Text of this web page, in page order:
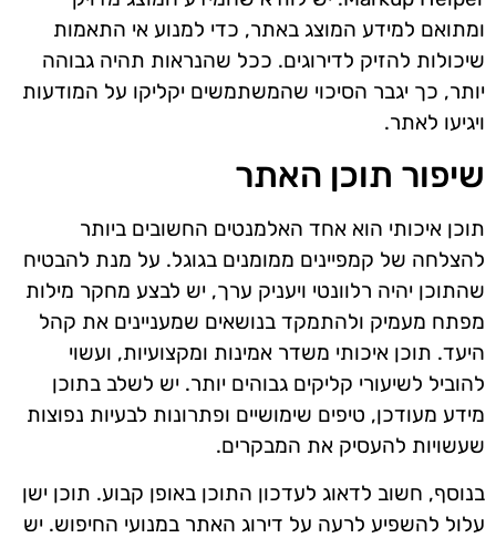
ומתואם למידע המוצג באתר, כדי למנוע אי התאמות
שיכולות להזיק לדירוגים. ככל שהנראות תהיה גבוהה
יותר, כך יגבר הסיכוי שהמשתמשים יקליקו על המודעות
ויגיעו לאתר.
שיפור תוכן האתר
תוכן איכותי הוא אחד האלמנטים החשובים ביותר
להצלחה של קמפיינים ממומנים בגוגל. על מנת להבטיח
שהתוכן יהיה רלוונטי ויעניק ערך, יש לבצע מחקר מילות
מפתח מעמיק ולהתמקד בנושאים שמעניינים את קהל
היעד. תוכן איכותי משדר אמינות ומקצועיות, ועשוי
להוביל לשיעורי קליקים גבוהים יותר. יש לשלב בתוכן
מידע מעודכן, טיפים שימושיים ופתרונות לבעיות נפוצות
שעשויות להעסיק את המבקרים.
בנוסף, חשוב לדאוג לעדכון התוכן באופן קבוע. תוכן ישן
עלול להשפיע לרעה על דירוג האתר במנועי החיפוש. יש